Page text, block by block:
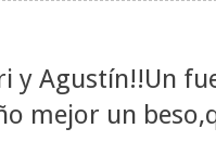
y Agustín!!Un
mejor un